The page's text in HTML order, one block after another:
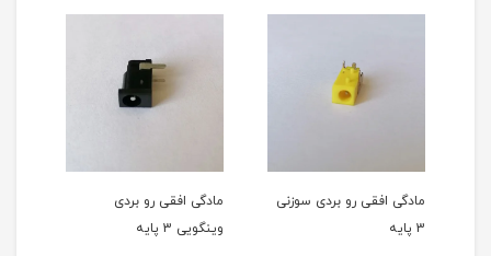
مادگی افقی رو بردی سوزنی
مادگی افقی رو بردی
وینگویی 3 پایه